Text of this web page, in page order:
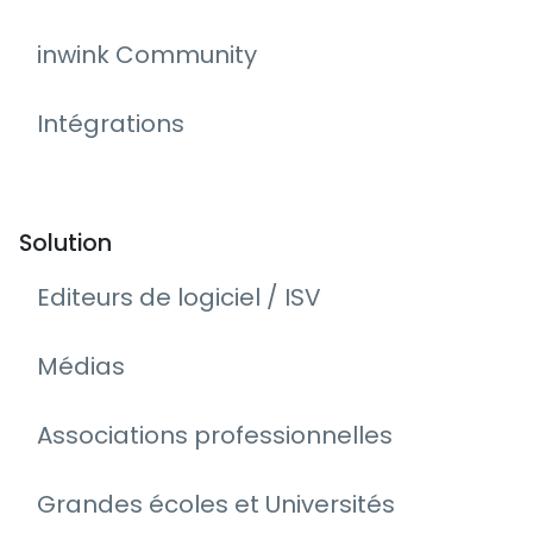
inwink Community
Intégrations
Solution
Editeurs de logiciel / ISV
Médias
Associations professionnelles
Grandes écoles et Universités